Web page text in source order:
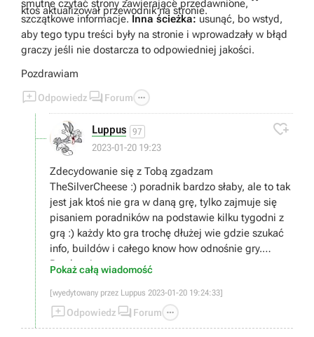
ktoś aktualizował przewodnik na stronie.
smutne czytać strony zawierające przedawnione,
szczątkowe informacje. Inna ścieżka: usunąć, bo wstyd,
aby tego typu treści były na stronie i wprowadzały w błąd
graczy jeśli nie dostarcza to odpowiedniej jakości.
Pozdrawiam
Odpowiedz  Forum 
Luppus 97
2023-01-20 19:23

Zdecydowanie się z Tobą zgadzam
TheSilverCheese :) poradnik bardzo słaby, ale to tak
jest jak ktoś nie gra w daną grę, tylko zajmuje się
pisaniem poradników na podstawie kilku tygodni z
grą :) każdy kto gra trochę dłużej wie gdzie szukać
info, buildów i całego know how odnośnie gry.
Pozdrawiam
Pokaż całą wiadomość
[wyedytowany przez Luppus 2023-01-20 19:24:33]
Odpowiedz  Forum 